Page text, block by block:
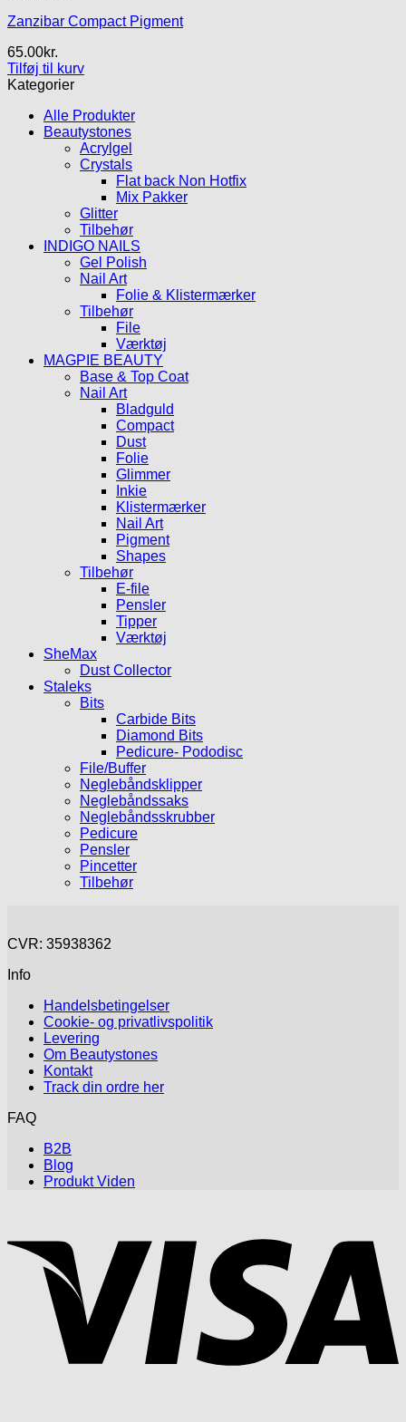
Zanzibar Compact Pigment
65.00kr.
Tilføj til kurv
Kategorier
Alle Produkter
Beautystones
Acrylgel
Crystals
Flat back Non Hotfix
Mix Pakker
Glitter
Tilbehør
INDIGO NAILS
Gel Polish
Nail Art
Folie & Klistermærker
Tilbehør
File
Værktøj
MAGPIE BEAUTY
Base & Top Coat
Nail Art
Bladguld
Compact
Dust
Folie
Glimmer
Inkie
Klistermærker
Nail Art
Pigment
Shapes
Tilbehør
E-file
Pensler
Tipper
Værktøj
SheMax
Dust Collector
Staleks
Bits
Carbide Bits
Diamond Bits
Pedicure- Pododisc
File/Buffer
Neglebåndsklipper
Neglebåndssaks
Neglebåndsskrubber
Pedicure
Pensler
Pincetter
Tilbehør
CVR: 35938362
Info
Handelsbetingelser
Cookie- og privatlivspolitik
Levering
Om Beautystones
Kontakt
Track din ordre her
FAQ
B2B
Blog
Produkt Viden